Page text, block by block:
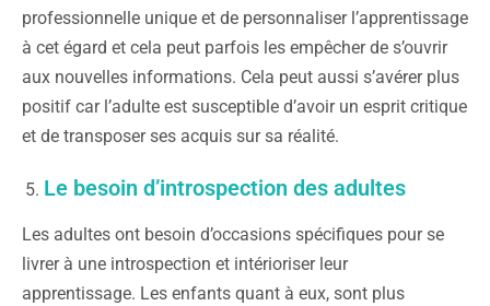
professionnelle unique et de personnaliser l’apprentissage
à cet égard et cela peut parfois les empêcher de s’ouvrir
aux nouvelles informations. Cela peut aussi s’avérer plus
positif car l’adulte est susceptible d’avoir un esprit critique
et de transposer ses acquis sur sa réalité.
Le besoin d’introspection des adultes
Les adultes ont besoin d’occasions spécifiques pour se
livrer à une introspection et intérioriser leur
apprentissage. Les enfants quant à eux, sont plus